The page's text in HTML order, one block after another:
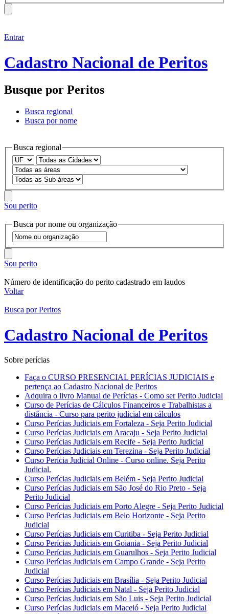
Entrar
Cadastro Nacional de Peritos
Busque por Peritos
Busca regional
Busca por nome
Busca regional
Sou perito
Busca por nome ou organização
Sou perito
Número de identificação do perito cadastrado em laudos
Voltar
Busca por Peritos
Cadastro Nacional de Peritos
Sobre perícias
Faça o CURSO PRESENCIAL PERÍCIAS JUDICIAIS e
pertença ao Cadastro Nacional de Peritos
Adquira o livro Manual de Perícias - Como ser Perito Judicial
Curso de Perícias de Cálculos Financeiros e Trabalhistas a
distância - Curso para perito judicial em cálculos
Curso Perícias Judiciais em Fortaleza - Seja Perito Judicial
Curso Perícias Judiciais em Aracaju - Seja Perito Judicial
Curso Perícias Judiciais em Recife - Seja Perito Judicial
Curso Perícias Judiciais em Terezina - Seja Perito Judicial
Curso Perícia Judicial Online - Curso online. Seja Perito
Judicial.
Curso Perícias Judiciais em Belém - Seja Perito Judicial
Curso Perícias Judiciais em São José do Rio Preto - Seja
Perito Judicial
Curso Perícias Judiciais em Porto Alegre - Seja Perito Judicial
Curso Perícias Judiciais em Belo Horizonte - Seja Perito
Judicial
Curso Perícias Judiciais em Curitiba - Seja Perito Judicial
Curso Perícias Judiciais em Goiania - Seja Perito Judicial
Curso Perícias Judiciais em Guarulhos - Seja Perito Judicial
Curso Perícias Judiciais em Campo Grande - Seja Perito
Judicial
Curso Perícias Judiciais em Brasília - Seja Perito Judicial
Curso Perícias Judiciais em Natal - Seja Perito Judicial
Curso Perícias Judiciais em São Luis - Seja Perito Judicial
Curso Perícias Judiciais em Maceió - Seja Perito Judicial